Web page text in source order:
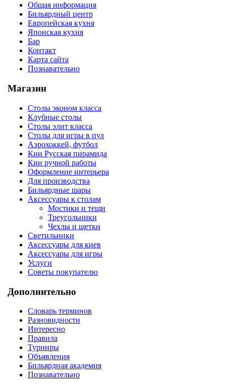
Общая информация
Бильярдный центр
Европейская кухня
Японская кухня
Бар
Контакт
Карта сайта
Познавательно
Магазин
Столы эконом класса
Клубные столы
Столы элит класса
Столы для игры в пул
Аэрохоккей, футбол
Кии Русская пирамида
Кии ручной работы
Оформление интерьера
Для производства
Бильярдные шары
Аксессуары к столам
Мостики и тещи
Треугольники
Чехлы и щетки
Светильники
Аксессуары для киев
Аксессуары для игры
Услуги
Советы покупателю
Дополнительно
Словарь терминов
Разновидности
Интересно
Правила
Турниры
Объявления
Бильярдная академия
Познавательно